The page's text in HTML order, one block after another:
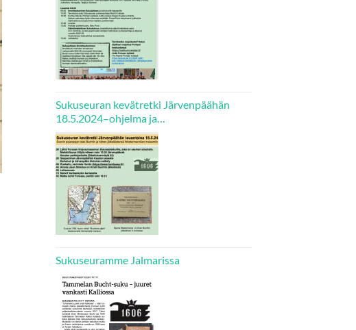
Sukuseuran kevätretki Järvenpäähän
18.5.2024–ohjelma ja
ilmoittautumisohjeet
Sukuseuramme Jalmarissa